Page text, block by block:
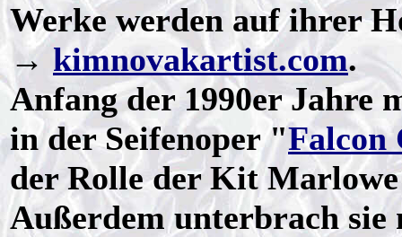
Werke werden auf ihrer
→ kimnovakartist.com.
Anfang der 1990er Jahre
in der Seifenoper "Falcon
der Rolle der Kit
Außerdem unterbrach sie